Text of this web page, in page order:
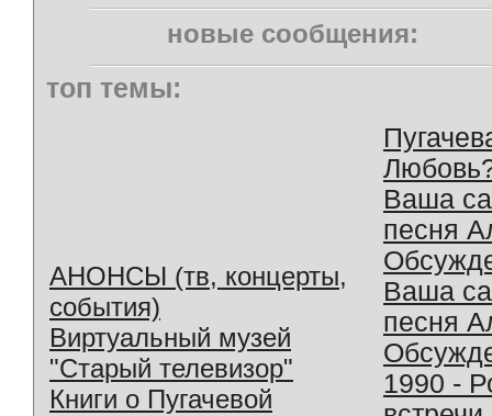
новые сообщения:
топ темы:
АНОНСЫ (тв, концерты,
события)
Виртуальный музей
"Старый телевизор"
Книги о Пугачевой
Ваша
песня
Ваша
песня
1990 -